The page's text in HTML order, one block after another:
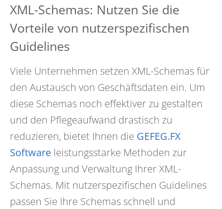
XML-Schemas: Nutzen Sie die
Vorteile von nutzerspezifischen
Guidelines
Viele Unternehmen setzen XML-Schemas für
den Austausch von Geschäftsdaten ein. Um
diese Schemas noch effektiver zu gestalten
und den Pflegeaufwand drastisch zu
reduzieren, bietet Ihnen die GEFEG.FX
Software leistungsstarke Methoden zur
Anpassung und Verwaltung Ihrer XML-
Schemas. Mit nutzerspezifischen Guidelines
passen Sie Ihre Schemas schnell und